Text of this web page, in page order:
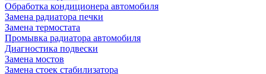
Обработка кондиционера автомобиля
Замена радиатора печки
Замена термостата
Промывка радиатора автомобиля
Диагностика подвески
Замена мостов
Замена стоек стабилизатора